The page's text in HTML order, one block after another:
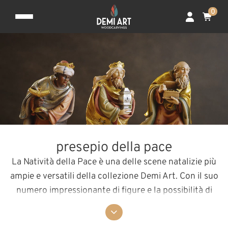
0
presepio della pace
La Natività della Pace è una delle scene natalizie più
ampie e versatili della collezione Demi Art. Con il suo
numero impressionante di figure e la possibilità di
acquistarla in una versione più grande, offre una scena
unica della storia del Natale. La sua caratteristica